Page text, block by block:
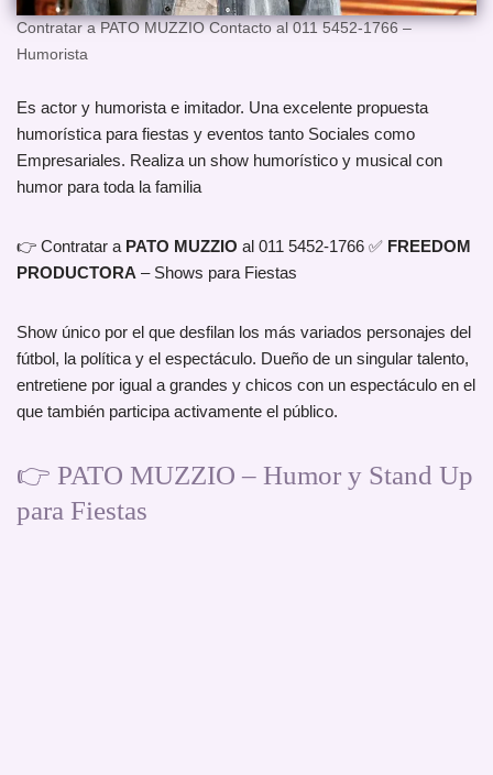
Contratar a PATO MUZZIO Contacto al 011 5452-1766 –
Humorista
Es actor y humorista e imitador. Una excelente propuesta
humorística para fiestas y eventos tanto Sociales como
Empresariales. Realiza un show humorístico y musical con
humor para toda la familia
👉 Contratar a PATO MUZZIO al 011 5452-1766 ✅ FREEDOM
PRODUCTORA – Shows para Fiestas
Show único por el que desfilan los más variados personajes del
fútbol, la política y el espectáculo. Dueño de un singular talento,
entretiene por igual a grandes y chicos con un espectáculo en el
que también participa activamente el público.
👉 PATO MUZZIO – Humor y Stand Up
para Fiestas